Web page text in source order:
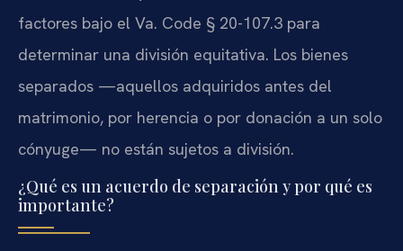
factores bajo el Va. Code § 20-107.3 para
determinar una división equitativa. Los bienes
separados —aquellos adquiridos antes del
matrimonio, por herencia o por donación a un solo
cónyuge— no están sujetos a división.
¿Qué es un acuerdo de separación y por qué es
importante?